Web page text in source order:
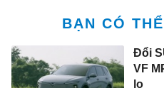
BẠN CÓ
Đổi
VF
lo